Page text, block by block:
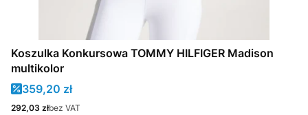
Koszulka Konkursowa TOMMY HILFIGER Madison
multikolor
Cena promocyjna
359,20 zł
Cena
292,03 złbez VAT